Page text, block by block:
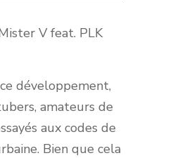
V feat. PLK
amateurs de
aux codes de
Bien que cela